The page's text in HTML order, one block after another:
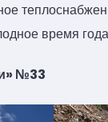
время
№33